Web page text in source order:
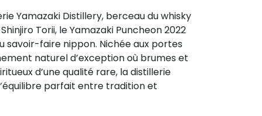
Yamazaki Distillery, berceau du whisky
Torii, le Yamazaki Puncheon 2022
savoir-faire nippon. Nichée aux portes
naturel d’exception où brumes et
d’une qualité rare, la distillerie
parfait entre tradition et